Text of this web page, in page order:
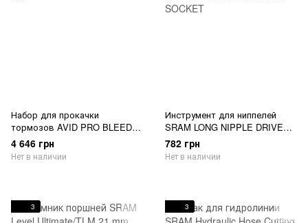
Набор для прокачки
тормозов AVID PRO BLEED
KIT
4 646 грн
Нет в наличии
Инструмент для ниппелей
SRAM LONG NIPPLE DRIVER
W/5.5MM SOCKET
782 грн
Нет в наличии
3 3